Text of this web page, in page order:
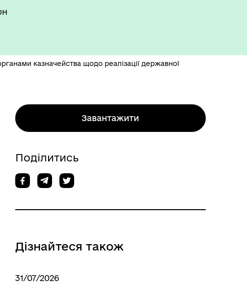
казначейства щодо реалізації державної
Завантажити
Поділитись
Дізнайтеся також
31/07/2026